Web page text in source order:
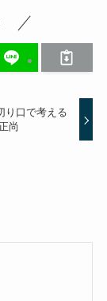
り口で考える
尚